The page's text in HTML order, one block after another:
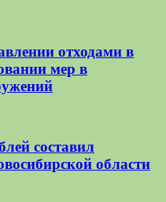
отходами в
мер в
составил
области